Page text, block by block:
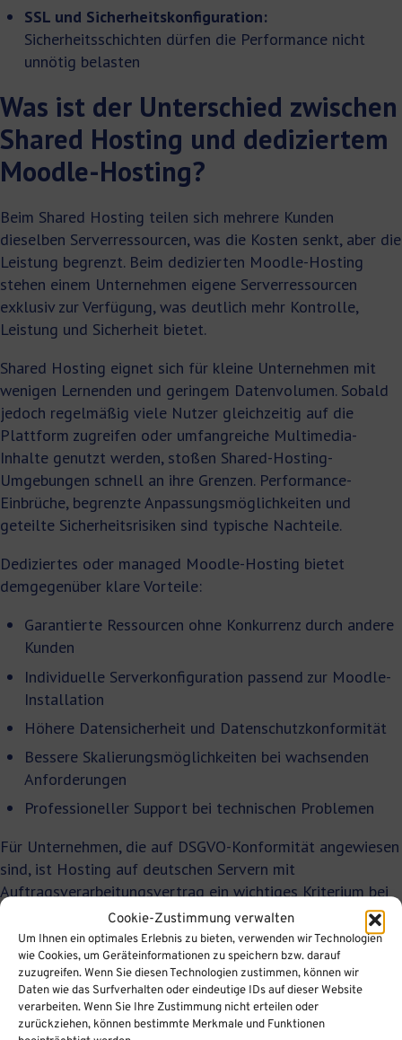
Cookie-Zustimmung verwalten
Um Ihnen ein optimales Erlebnis zu bieten, verwenden wir Technologien
wie Cookies, um Geräteinformationen zu speichern bzw. darauf
zuzugreifen. Wenn Sie diesen Technologien zustimmen, können wir
Daten wie das Surfverhalten oder eindeutige IDs auf dieser Website
verarbeiten. Wenn Sie Ihre Zustimmung nicht erteilen oder
zurückziehen, können bestimmte Merkmale und Funktionen
SSL und Sicherheitskonfiguration:
Sicherheitsschichten dürfen die Performance nicht
unnötig belasten
Was ist der Unterschied zwischen
Shared Hosting und dediziertem
Moodle-Hosting?
Beim Shared Hosting teilen sich mehrere Kunden
dieselben Serverressourcen, was die Kosten senkt, aber die
Leistung begrenzt. Beim dedizierten Moodle-Hosting
stehen einem Unternehmen eigene Serverressourcen
exklusiv zur Verfügung, was deutlich mehr Kontrolle,
Leistung und Sicherheit bietet.
Shared Hosting eignet sich für kleine Unternehmen mit
wenigen Lernenden und geringem Datenvolumen. Sobald
jedoch regelmäßig viele Nutzer gleichzeitig auf die
Plattform zugreifen oder umfangreiche Multimedia-
Inhalte genutzt werden, stoßen Shared-Hosting-
Umgebungen schnell an ihre Grenzen. Performance-
Einbrüche, begrenzte Anpassungsmöglichkeiten und
geteilte Sicherheitsrisiken sind typische Nachteile.
Dediziertes oder managed Moodle-Hosting bietet
demgegenüber klare Vorteile:
Garantierte Ressourcen ohne Konkurrenz durch andere
Kunden
Individuelle Serverkonfiguration passend zur Moodle-
Installation
Höhere Datensicherheit und Datenschutzkonformität
Bessere Skalierungsmöglichkeiten bei wachsenden
Anforderungen
Professioneller Support bei technischen Problemen
Für Unternehmen, die auf DSGVO-Konformität angewiesen
sind, ist Hosting auf deutschen Servern mit
Auftragsverarbeitungsvertrag ein wichtiges Kriterium bei
der Auswahl des Hosting-Modells.
Wann sollte ein Unternehmen
seine Moodle-Infrastruktur
upgraden?